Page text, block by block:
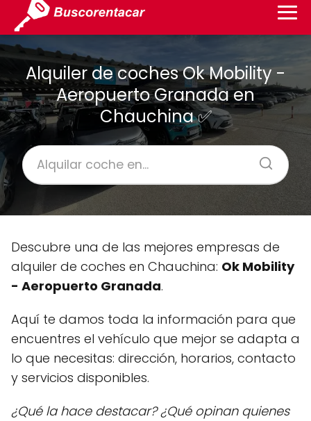
Alquiler de coches Ok Mobility -
Aeropuerto Granada en
Chauchina ✅
Descubre una de las mejores empresas de
alquiler de coches en Chauchina: Ok Mobility
- Aeropuerto Granada.
Aquí te damos toda la información para que
encuentres el vehículo que mejor se adapta a
lo que necesitas: dirección, horarios, contacto
y servicios disponibles.
¿Qué la hace destacar? ¿Qué opinan quienes